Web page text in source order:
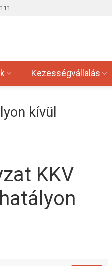
Kezességvállalás
kívül
KKV